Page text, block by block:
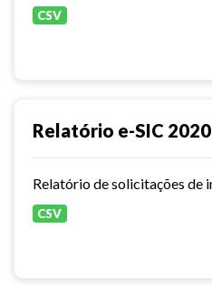
CSV
Relatório e-SIC 2020
CSV